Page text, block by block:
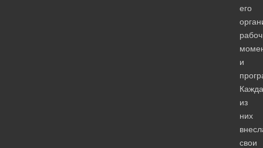
его
и
из
них
свои